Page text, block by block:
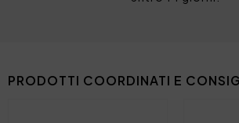
PRODOTTI COORDINATI E